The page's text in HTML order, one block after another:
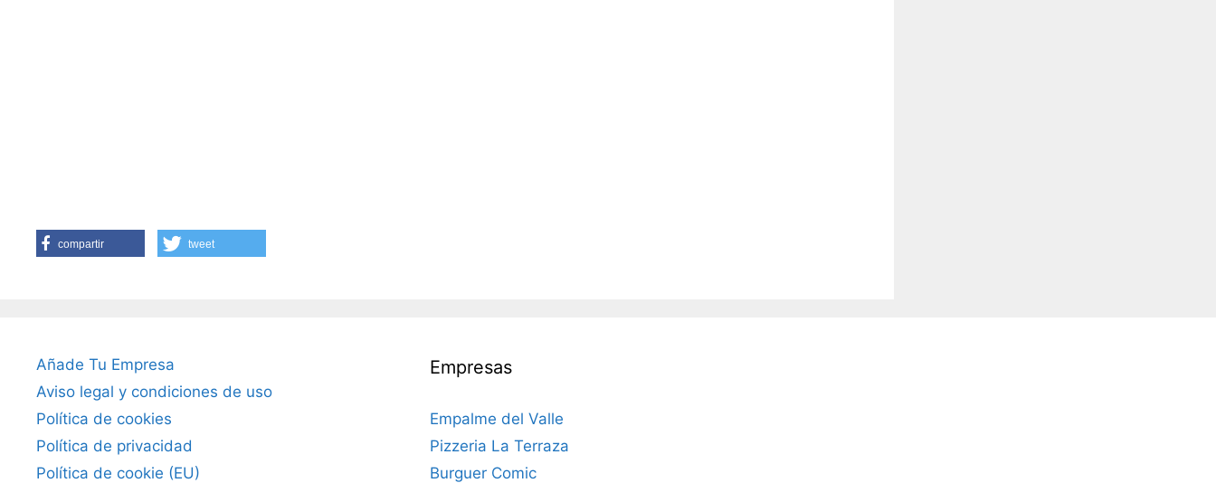
compartir tweet
Añade Tu Empresa
Aviso legal y condiciones de uso
Política de cookies
Política de privacidad
Política de cookie (EU)
Empresas
Empalme del Valle
Pizzeria La Terraza
Burguer Comic